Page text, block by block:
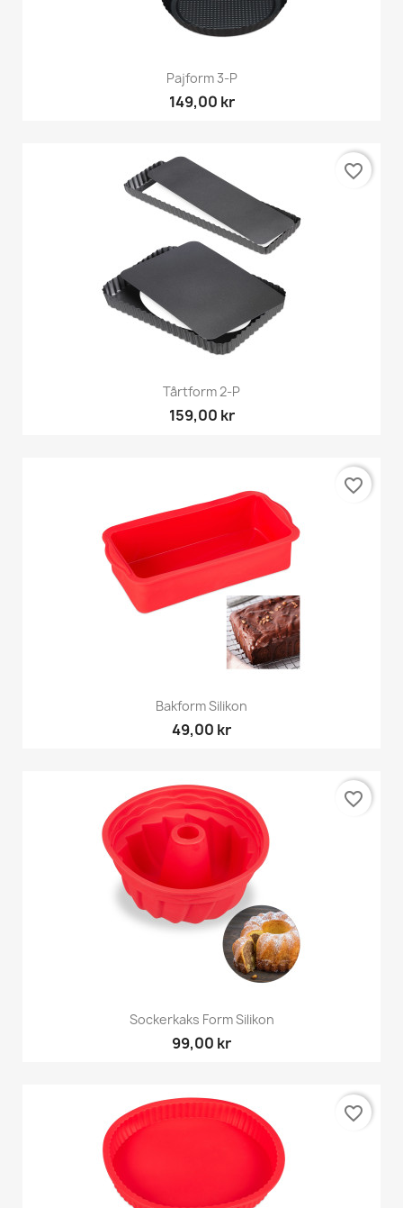
Pajform 3-P
149,00 kr
Tårtform 2-P
159,00 kr
favorite_border
Bakform Silikon
49,00 kr
favorite_border
Sockerkaks Form Silikon
99,00 kr
favorite_border
favorite_border